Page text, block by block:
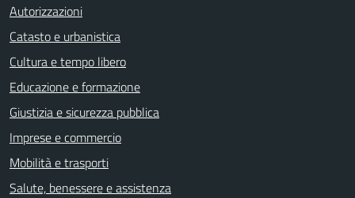
Autorizzazioni
Catasto e urbanistica
Cultura e tempo libero
Educazione e formazione
Giustizia e sicurezza pubblica
Imprese e commercio
Mobilità e trasporti
Salute, benessere e assistenza